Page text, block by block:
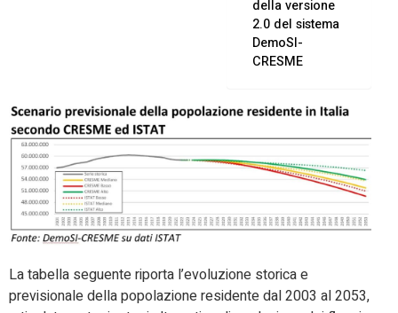
della versione
2.0 del sistema
DemoSI-
CRESME
La tabella seguente riporta l’evoluzione storica e
previsionale della popolazione residente dal 2003 al 2053,